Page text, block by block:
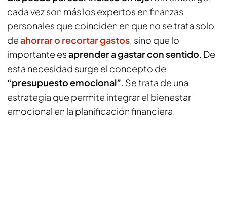
cada vez son más los expertos en finanzas
personales que coinciden en que no se trata solo
deahorrar o recortar gastos, sino que lo
importante esaprender a gastar con sentido. De
esta necesidad surge el concepto de
“presupuesto emocional”. Se trata de una
estrategia que permite integrar el bienestar
emocional en la planificación financiera.